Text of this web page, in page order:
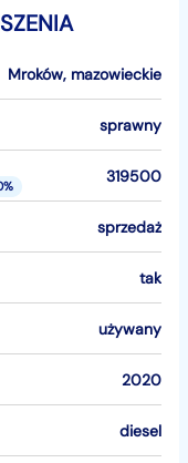
Mroków, mazowieckie
sprawny
319500
sprzedaż
tak
używany
2020
diesel